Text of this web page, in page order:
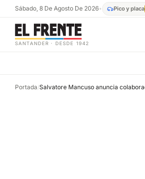
Sábado, 8 De Agosto De 2026• Pico y placa
SANTANDER · DESDE 1942
Portada/